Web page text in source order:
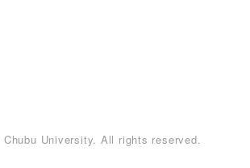
University. All rights reserved.